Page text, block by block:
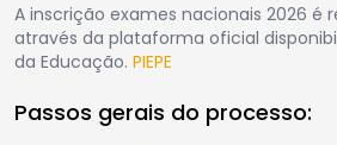
A inscrição exames nacionais 2026 é
através da plataforma oficial
da Educação. PIEPE
Passos gerais do processo: